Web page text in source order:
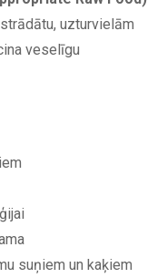
uzturvielām
veselīgu
suņiem un kaķiem